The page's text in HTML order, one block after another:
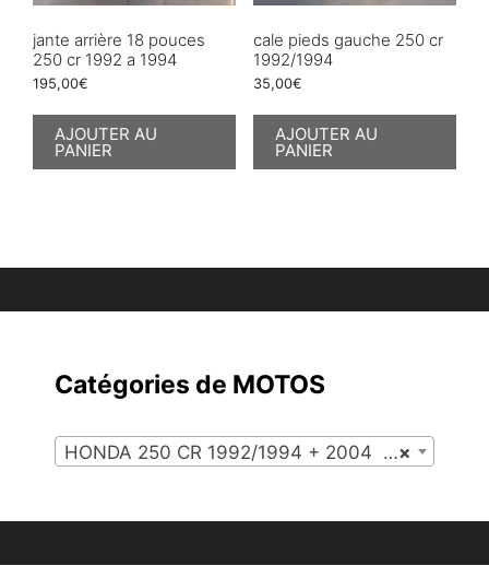
jante arrière 18 pouces
250 cr 1992 a 1994
195,00€
AJOUTER AU
PANIER
cale pieds gauche 250 cr
1992/1994
35,00€
AJOUTER AU
PANIER
Catégories de MOTOS
×
HONDA 250 CR 1992/1994 + 2004 (8)